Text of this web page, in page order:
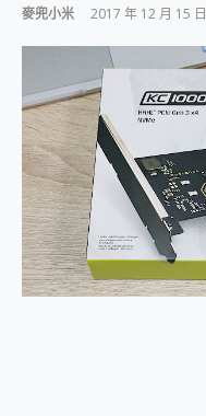
麥兜小米 2017 年 12 月 15 日